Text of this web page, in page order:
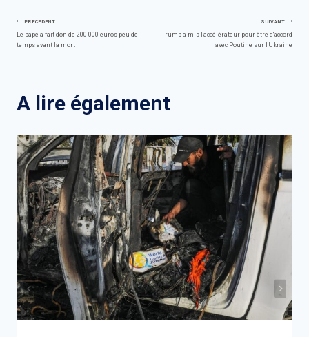
Navigation
PRÉCÉDENT
Le pape a fait don de 200 000 euros peu de
temps avant la mort
SUIVANT
Trump a mis l'accélérateur pour être d'accord
avec Poutine sur l'Ukraine
A lire également